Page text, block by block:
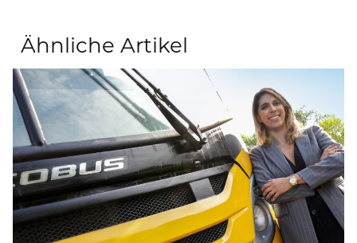
Ähnliche Artikel